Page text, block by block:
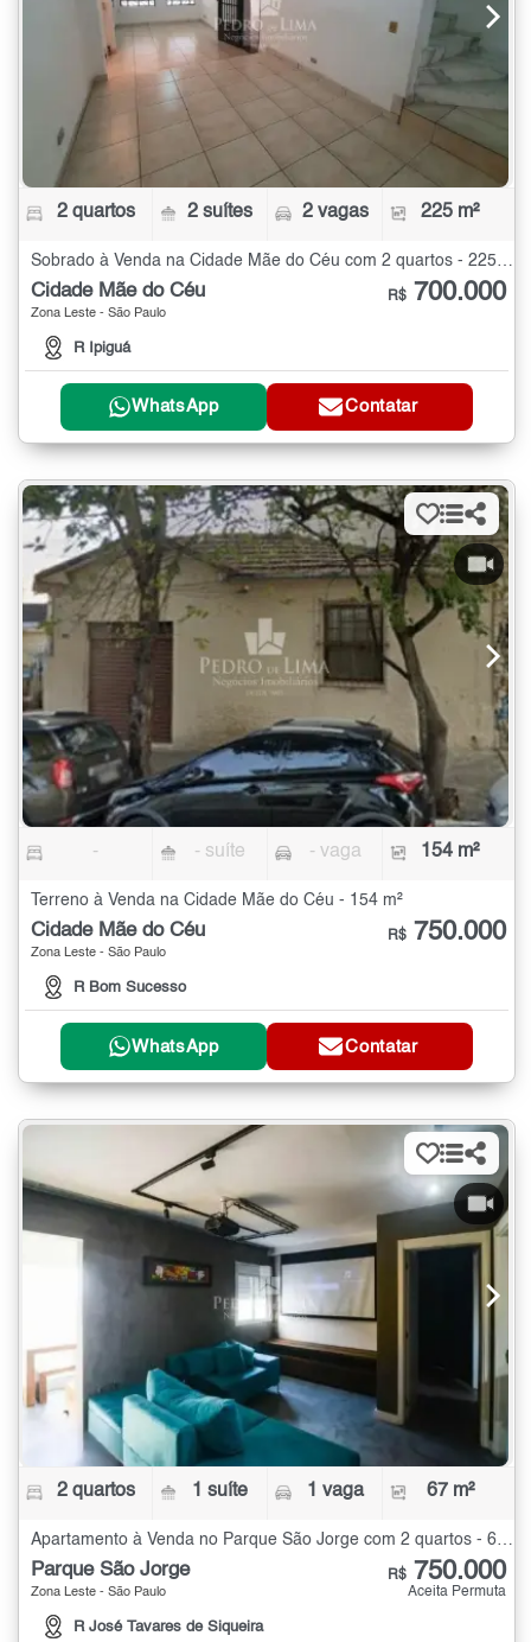
2 quartos 2 suítes 2 vagas 225 m²
Cidade Mãe do Céu
Zona Leste - São Paulo
R Ipiguá
R$ 700.000
WhatsApp Contatar
- - suíte - vaga 154 m²
Terreno à Venda na Cidade Mãe do Céu - 154 m²
Cidade Mãe do Céu
Zona Leste - São Paulo
R Bom Sucesso
R$ 750.000
WhatsApp Contatar
2 quartos 1 suíte 1 vaga 67 m²
Apartamento à Venda no Parque São Jorge com 2 quartos - 67 m²
Parque São Jorge
Zona Leste - São Paulo
R José Tavares de Siqueira
R$ 750.000
Aceita Permuta